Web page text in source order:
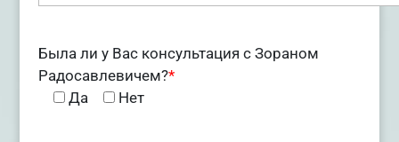
Была ли у Вас консультация с Зораном
Радосавлевичем?*
Да
Нет